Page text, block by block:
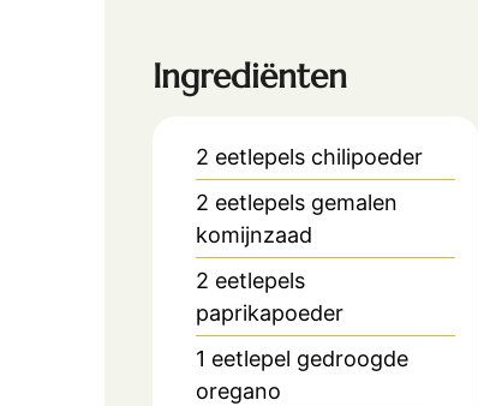
Ingrediënten
2 eetlepels chilipoeder
2 eetlepels gemalen
komijnzaad
2 eetlepels
paprikapoeder
1 eetlepel gedroogde
oregano